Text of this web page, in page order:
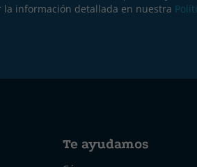
la información detallada en nuestra
Te ayudamos